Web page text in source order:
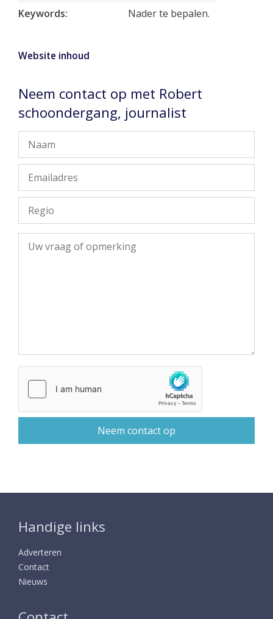
Keywords: Nader te bepalen.
Website inhoud
Neem contact op met Robert
schoondergang, journalist
Handige links
Adverteren
Contact
Nieuws